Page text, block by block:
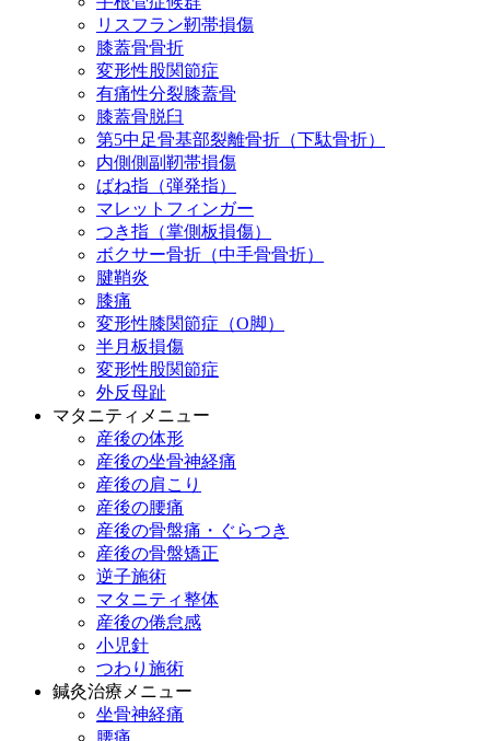
リスフラン靭帯損傷
膝蓋骨骨折
変形性股関節症
有痛性分裂膝蓋骨
膝蓋骨脱臼
第5中足骨基部裂離骨折（下駄骨折）
内側側副靭帯損傷
ばね指（弾発指）
マレットフィンガー
つき指（掌側板損傷）
ボクサー骨折（中手骨骨折）
腱鞘炎
膝痛
変形性膝関節症（O脚）
半月板損傷
変形性股関節症
外反母趾
マタニティメニュー
産後の体形
産後の坐骨神経痛
産後の肩こり
産後の腰痛
産後の骨盤痛・ぐらつき
産後の骨盤矯正
逆子施術
マタニティ整体
産後の倦怠感
小児針
つわり施術
鍼灸治療メニュー
坐骨神経痛
腰痛